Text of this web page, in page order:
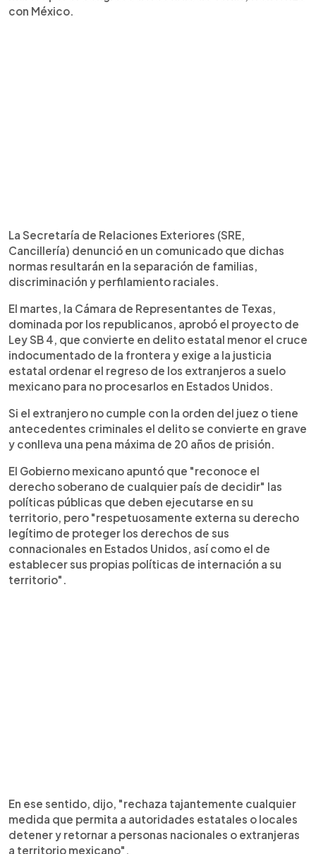
con México.
La Secretaría de Relaciones Exteriores (SRE,
Cancillería) denunció en un comunicado que dichas
normas resultarán en la separación de familias,
discriminación y perfilamiento raciales.
El martes, la Cámara de Representantes de Texas,
dominada por los republicanos, aprobó el proyecto de
Ley SB 4, que convierte en delito estatal menor el cruce
indocumentado de la frontera y exige a la justicia
estatal ordenar el regreso de los extranjeros a suelo
mexicano para no procesarlos en Estados Unidos.
Si el extranjero no cumple con la orden del juez o tiene
antecedentes criminales el delito se convierte en grave
y conlleva una pena máxima de 20 años de prisión.
El Gobierno mexicano apuntó que "reconoce el
derecho soberano de cualquier país de decidir" las
políticas públicas que deben ejecutarse en su
territorio, pero "respetuosamente externa su derecho
legítimo de proteger los derechos de sus
connacionales en Estados Unidos, así como el de
establecer sus propias políticas de internación a su
territorio".
En ese sentido, dijo, "rechaza tajantemente cualquier
medida que permita a autoridades estatales o locales
detener y retornar a personas nacionales o extranjeras
a territorio mexicano".